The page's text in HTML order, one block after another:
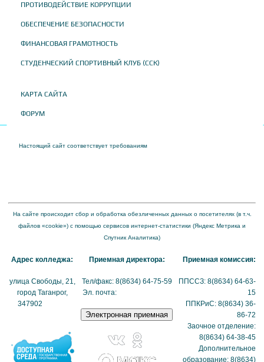
ПРОТИВОДЕЙСТВИЕ КОРРУПЦИИ
ОБЕСПЕЧЕНИЕ БЕЗОПАСНОСТИ
ФИНАНСОВАЯ ГРАМОТНОСТЬ
СТУДЕНЧЕСКИЙ СПОРТИВНЫЙ КЛУБ (ССК)
КАРТА САЙТА
ФОРУМ
Настоящий сайт соответствует требованиям
На сайте происходит сбор и обработка обезличенных данных о посетителях (в т.ч.
файлов «cookie») с помощью сервисов интернет-статистики (Яндекс Метрика и
Спутник Аналитика)
Адрес колледжа:
улица Свободы, 21,
город Таганрог,
347902
Приемная директора:
Тел/факс: 8(8634) 64-75-59
Эл. почта:
Приемная комиссия:
ППССЗ: 8(8634) 64-63-
15
ППКРиС: 8(8634) 36-
86-72
Заочное отделение:
8(8634) 64-38-45
Дополнительное
образование: 8(8634)